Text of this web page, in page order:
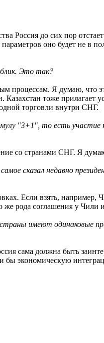
Россия до сих пор
оно будет не в
Это так?
процессам. Я думаю, что
Казахстан тоже прилагает
торговли внутри СНГ.
"3+1", то есть участие
со странами СНГ. Я
сказал недавно
Если взять, например,
же рода соглашения у
имеют одинаковые
сама должна быть
бы экономическую